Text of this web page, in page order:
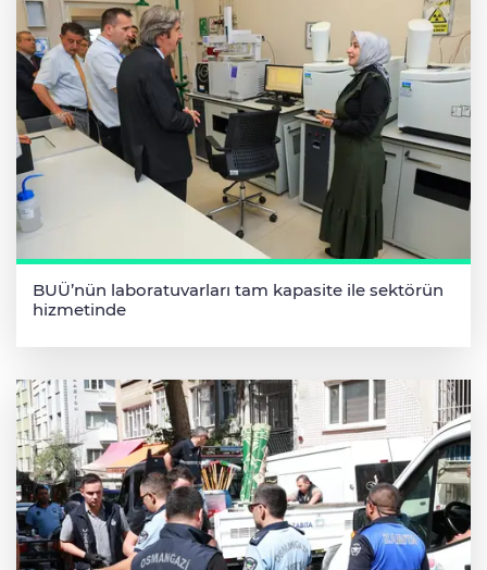
BUÜ’nün laboratuvarları tam kapasite ile sektörün
hizmetinde